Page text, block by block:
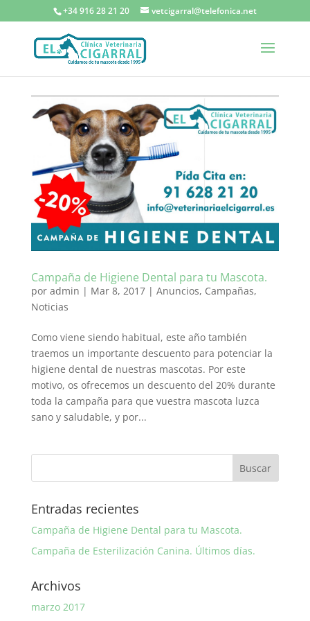
+34 916 28 21 20 vetcigarral@telefonica.net
Campaña de Higiene Dental para tu Mascota.
por admin | Mar 8, 2017| Anuncios, Campañas,
Noticias
Como viene siendo habitual, este año también
traemos un importante descuento para potenciar la
higiene dental de nuestras mascotas. Por este
motivo, os ofrecemos un descuento del 20% durante
toda la campaña para que vuestra mascota luzca
sano y saludable, y por...
Entradas recientes
Campaña de Higiene Dental para tu Mascota.
Campaña de Esterilización Canina. Últimos días.
Archivos
marzo 2017